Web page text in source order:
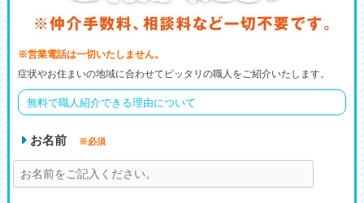
※営業電話は一切いたしません。
症状やお住まいの地域に合わせてピッタリの職人をご紹介いたします。
無料で職人紹介できる理由について
お名前 ※必須